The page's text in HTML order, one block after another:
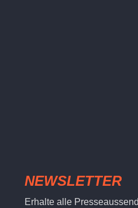
NEWSLETTER
Erhalte alle